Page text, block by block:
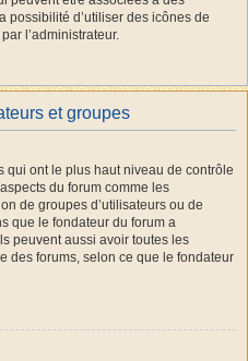
possibilité d’utiliser des icônes de
l’administrateur.
et groupes
qui ont le plus haut niveau de contrôle
du forum comme les
de groupes d’utilisateurs ou de
que le fondateur du forum a
peuvent aussi avoir toutes les
des forums, selon ce que le fondateur